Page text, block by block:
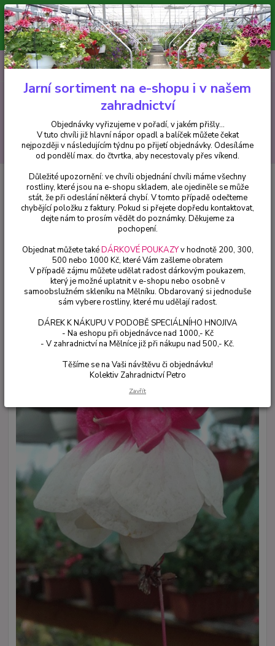
Minimální hodnota pro odeslání z e-shopu je 300 Kč.
V tuto chvíli již hlavní nápor objednávek opadl a balíček můžete čekat
nejpozději v následujícím týdnu po přijetí objednávky. Objednávky
vyřizujeme v pořadí, v jakém přišly...
CZK
Hledat
+420 602 223 614 0ks
za0 Kč
Fuchsie Sissi Proll - cena na prodejně
Sissi Proll - cena na prodejně
Jarní sortiment na e-shopu i v našem
zahradnictví
Objednávky vyřizujeme v pořadí, v jakém přišly...
V tuto chvíli již hlavní nápor opadl a balíček můžete čekat
nejpozději v následujícím týdnu po přijetí objednávky. Odesíláme
od pondělí max. do čtvrtka, aby necestovaly přes víkend.
Důležité upozornění: ve chvíli objednání chvíli máme všechny
rostliny, které jsou na e-shopu skladem, ale ojediněle se může
stát, že při odeslání některá chybí. V tomto případě odečteme
chybějící položku z faktury. Pokud si přejete dopředu kontaktovat,
dejte nám to prosím vědět do poznámky. Děkujeme za
pochopení.
Objednat můžete takéDÁRKOVÉ POUKAZYv hodnotě 200, 300,
500 nebo 1000 Kč, které Vám zašleme obratem
V případě zájmu můžete udělat radost dárkovým poukazem,
který je možné uplatnit v e-shopu nebo osobně v
samoobslužném skleníku na Mělníku. Obdarovaný si jednoduše
sám vybere rostliny, které mu udělají radost.
DÁREK K NÁKUPU V PODOBĚ SPECIÁLNÍHO HNOJIVA
- Na eshopu při objednávce nad 1000,- Kč
- V zahradnictví na Mělníce již při nákupu nad 500,- Kč.
Těšíme se na Vaši návštěvu či objednávku!
Kolektiv Zahradnictví Petro
Zavřít